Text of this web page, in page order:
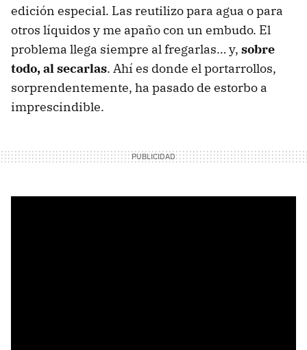
edición especial. Las reutilizo para agua o para
otros líquidos y me apaño con un embudo. El
problema llega siempre al fregarlas… y, sobre
todo, al secarlas. Ahí es donde el portarrollos,
sorprendentemente, ha pasado de estorbo a
imprescindible.